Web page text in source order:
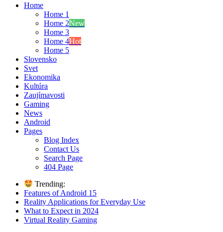
Home
Home 1
Home 2New
Home 3
Home 4Hot
Home 5
Slovensko
Svet
Ekonomika
Kultúra
Zaujímavosti
Gaming
News
Android
Pages
Blog Index
Contact Us
Search Page
404 Page
Trending:
Features of Android 15
Reality Applications for Everyday Use
What to Expect in 2024
Virtual Reality Gaming